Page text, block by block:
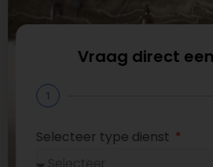
Vraag direct
1
Selecteer type dienst